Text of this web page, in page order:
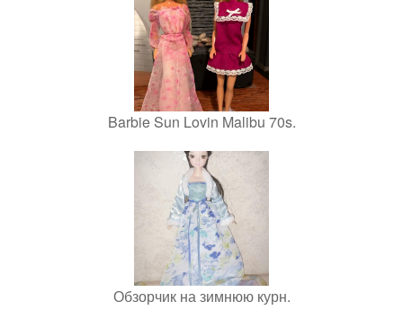
Barbie Sun Lovin Malibu 70s.
Обзорчик на зимнюю курн.